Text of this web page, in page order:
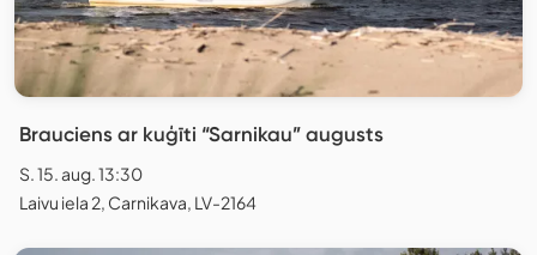
Brauciens ar kuģīti “Sarnikau” augusts
S. 15. aug. 13:30
Laivu iela 2, Carnikava, LV-2164